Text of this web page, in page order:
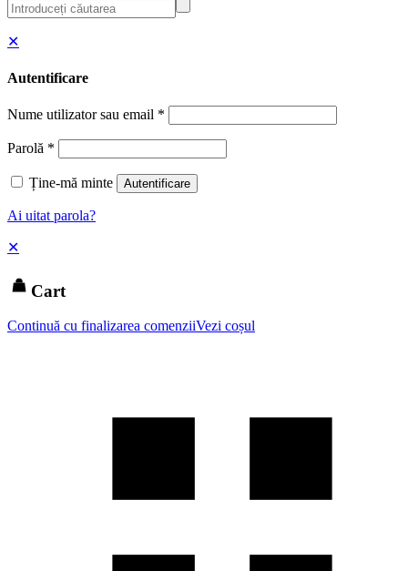
✕
Autentificare
Nume utilizator sau email *
Parolă *
Ține-mă minte Autentificare
Ai uitat parola?
✕
Cart
Continuă cu finalizarea comenziiVezi coșul